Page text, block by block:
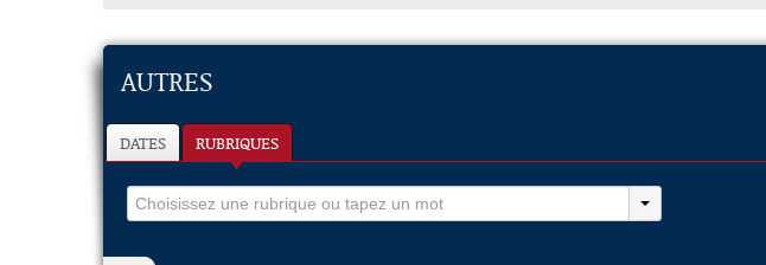
AUTRES
DATES RUBRIQUES